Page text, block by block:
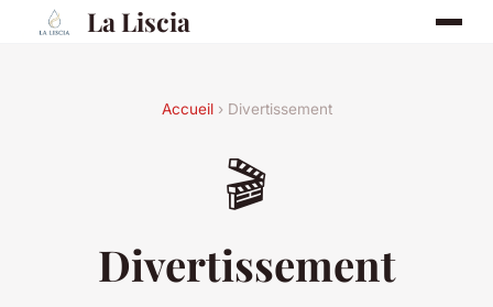
La Liscia
Accueil› Divertissement
🎬
Divertissement